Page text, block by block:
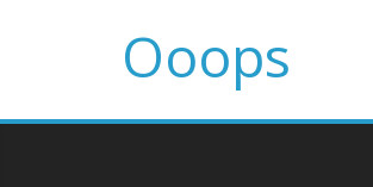
Ooops